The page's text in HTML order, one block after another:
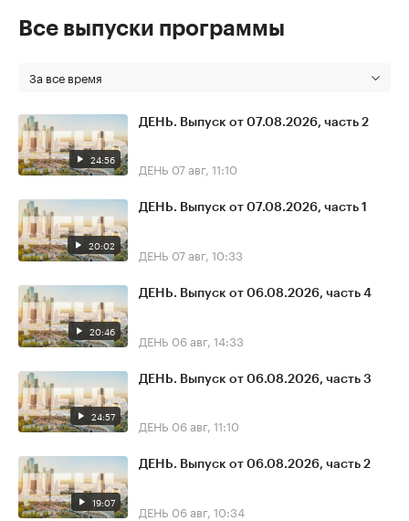
Все выпуски программы
За все время
24:56
ДЕНЬ. Выпуск от 07.08.2026, часть 2
ДЕНЬ 07 авг, 11:10
20:02
ДЕНЬ. Выпуск от 07.08.2026, часть 1
ДЕНЬ 07 авг, 10:33
20:46
ДЕНЬ. Выпуск от 06.08.2026, часть 4
ДЕНЬ 06 авг, 14:33
24:57
ДЕНЬ. Выпуск от 06.08.2026, часть 3
ДЕНЬ 06 авг, 11:10
19:07
ДЕНЬ. Выпуск от 06.08.2026, часть 2
ДЕНЬ 06 авг, 10:34